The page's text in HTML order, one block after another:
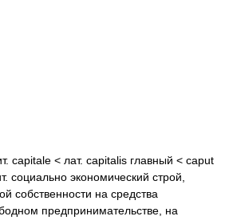
capitale < лат. capitalis главный < caput
социально экономический строй,
собственности на средства
предпринимательстве, на